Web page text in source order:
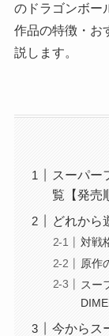
のドラゴンボー
作品の特徴・お
説します。
スーパー
覧【発売
どれから
対戦
原作
スー
今からス